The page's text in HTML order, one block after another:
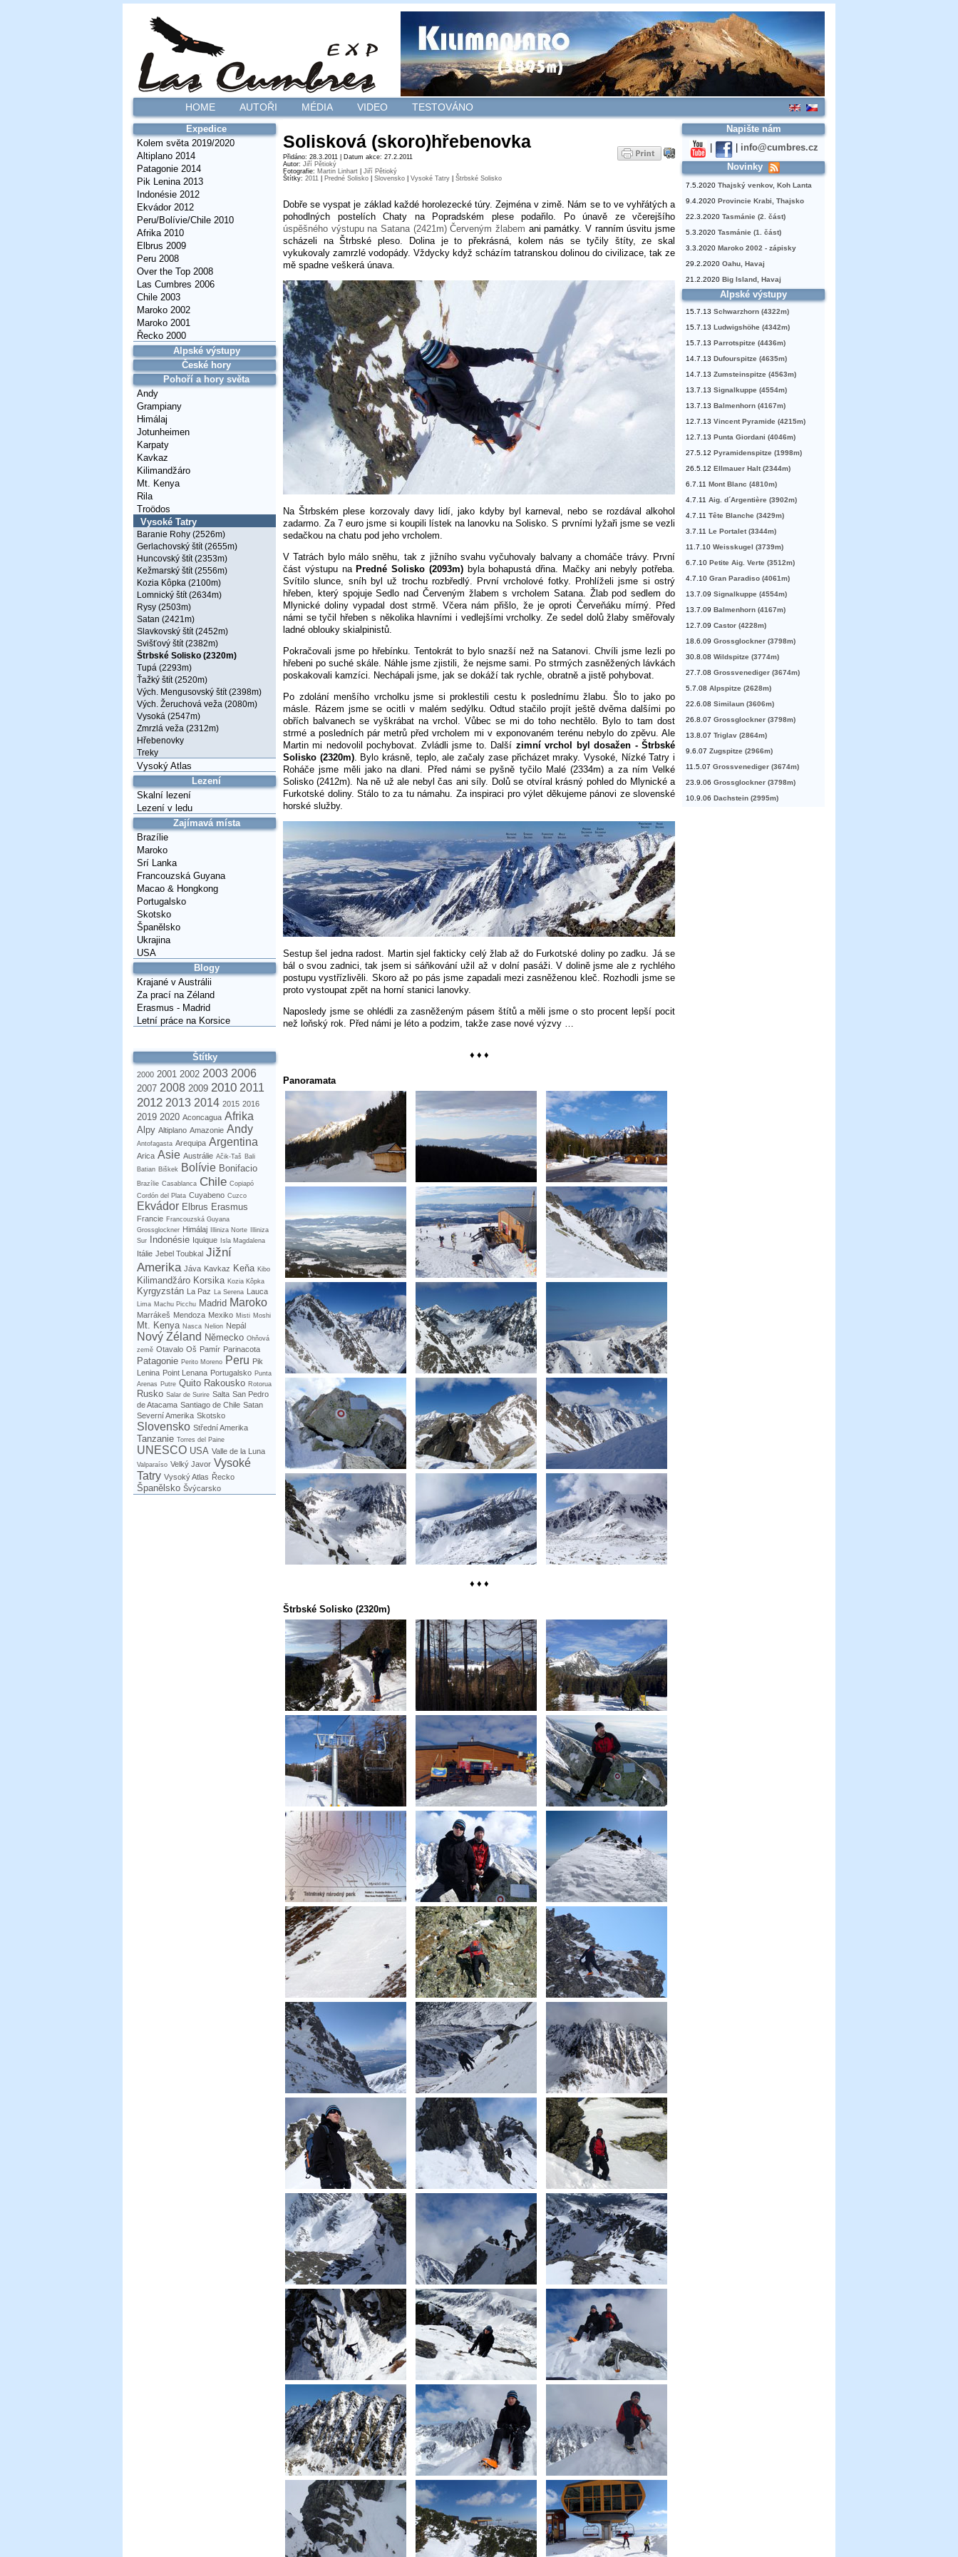
HOME AUTOŘI MÉDIA VIDEO TESTOVÁNO
Expedice
Kolem světa 2019/2020
Altiplano 2014
Patagonie 2014
Pik Lenina 2013
Indonésie 2012
Ekvádor 2012
Peru/Bolívie/Chile 2010
Afrika 2010
Elbrus 2009
Peru 2008
Over the Top 2008
Las Cumbres 2006
Chile 2003
Maroko 2002
Maroko 2001
Řecko 2000
Alpské výstupy
České hory
Pohoří a hory světa
Andy
Grampiany
Himálaj
Jotunheimen
Karpaty
Kavkaz
Kilimandžáro
Mt. Kenya
Rila
Troödos
Vysoké Tatry
Baranie Rohy (2526m)
Gerlachovský štít (2655m)
Huncovský štít (2353m)
Kežmarský štít (2556m)
Kozia Kôpka (2100m)
Lomnický štít (2634m)
Rysy (2503m)
Satan (2421m)
Slavkovský štít (2452m)
Svišťový štít (2382m)
Štrbské Solisko (2320m)
Tupá (2293m)
Ťažký štít (2520m)
Vých. Mengusovský štít (2398m)
Vých. Žeruchová veža (2080m)
Vysoká (2547m)
Zmrzlá veža (2312m)
Hřebenovky
Treky
Vysoký Atlas
Lezení
Skalní lezení
Lezení v ledu
Zajímavá místa
Brazílie
Maroko
Srí Lanka
Francouzská Guyana
Macao & Hongkong
Portugalsko
Skotsko
Španělsko
Ukrajina
USA
Blogy
Krajané v Austrálii
Za prací na Zéland
Erasmus - Madrid
Letní práce na Korsice
Štítky
2000 2001 2002 2003 2006
2007 2008 2009 2010 2011
2012 2013 2014 2015 2016
2019 2020 Aconcagua Afrika
Alpy Altiplano Amazonie Andy
Antofagasta Arequipa Argentina
Arica Asie Austrálie Ačik-Taš Bali
Batian Biškek Bolívie Bonifacio
Brazílie Casablanca Chile Copiapó
Cordón del Plata Cuyabeno Cuzco
Ekvádor Elbrus Erasmus
Francie Francouzská Guyana
Grossglockner Himálaj Illiniza Norte
Illiniza
Sur
Indonésie Iquique Isla Magdalena
Itálie Jebel Toubkal Jižní
Amerika Jáva Kavkaz Keňa Kibo
Kilimandžáro Korsika Kozia Kôpka
Kyrgyzstán La Paz La Serena Lauca
Lima Machu Picchu Madrid Maroko
Marrákeš Mendoza Mexiko Misti Moshi
Mt. Kenya Nasca Nelion Nepál
Nový Zéland Německo Ohňová
země Otavalo Oš Pamír Parinacota
Patagonie Perito Moreno Peru Pik
Lenina Point Lenana Portugalsko Punta
Arenas Putre Quito Rakousko Rotorua
Rusko Salar de Surire Salta San Pedro
de Atacama Santiago de Chile Satan
Severní Amerika Skotsko
Slovensko Střední Amerika
Tanzanie Torres del Paine
UNESCO USA Valle de la Luna
Valparaíso Velký Javor Vysoké
Tatry Vysoký Atlas Řecko
Španělsko Švýcarsko
Solisková (skoro)hřebenovka
Přidáno: 28.3.2011 | Datum akce: 27.2.2011
Autor: Jiří Pětioký
Fotografie: Martin Linhart
Jiří Pětioký
Štítky: 2011 Predné Solisko Slovensko Vysoké Tatry Štrbské Solisko
Dobře se vyspat je základ každé horolezecké túry. Zejména v zimě. Nám se to ve vyhřátých a
pohodlných postelích Chaty na Popradském plese podařilo. Po únavě ze včerejšího
úspěšného výstupu na Satana (2421m) Červeným žlabem ani památky. V ranním úsvitu jsme
scházeli na Štrbské pleso. Dolina je to překrásná, kolem nás se tyčily štíty, ze skal
vykukovaly zamrzlé vodopády. Vždycky když scházím tatranskou dolinou do civilizace, tak ze
mě spadne veškerá únava.
Na Štrbském plese korzovaly davy lidí, jako kdyby byl karneval, nebo se rozdával alkohol
zadarmo. Za 7 euro jsme si koupili lístek na lanovku na Solisko. S prvními lyžaři jsme se vezli
sedačkou na chatu pod jeho vrcholem.
V Tatrách bylo málo sněhu, tak z jižního svahu vyčuhovaly balvany a chomáče trávy. První
část výstupu na Predné Solisko (2093m)byla bohapustá dřina. Mačky ani nebyly potřeba.
Svítilo slunce, sníh byl už trochu rozbředlý. První vrcholové fotky. Prohlíželi jsme si ostrý
hřeben, který spojuje Sedlo nad Červeným žlabem s vrcholem Satana. Žlab pod sedlem do
Mlynické doliny vypadal dost strmě. Včera nám přišlo, že je oproti Červeňáku mírný. Před
námi se tyčil hřeben s několika hlavními i vedlejšími vrcholky. Ze sedel dolů žlaby směřovaly
ladné oblouky skialpinistů.
Pokračovali jsme po hřebínku. Tentokrát to bylo snazší než na Satanovi. Chvíli jsme lezli po
hřebeni po suché skále. Náhle jsme zjistili, že nejsme sami. Po strmých zasněžených lávkách
poskakovali kamzíci. Nechápali jsme, jak se dokáží tak rychle, obratně a jistě pohybovat.
Po zdolání menšího vrcholku jsme si proklestili cestu k poslednímu žlabu. Šlo to jako po
másle. Rázem jsme se ocitli v malém sedýlku. Odtud stačilo projít ještě dvěma dalšími po
obřích balvanech se vyškrábat na vrchol. Vůbec se mi do toho nechtělo. Bylo to tam dost
strmé a posledních pár metrů před vrcholem mi v exponovaném terénu nebylo do zpěvu. Ale
Martin mi nedovolil pochybovat. Zvládli jsme to. Další zimní vrchol byl dosažen - Štrbské
Solisko (2320m). Bylo krásně, teplo, ale začaly zase přicházet mraky. Vysoké, Nízké Tatry i
Roháče jsme měli jako na dlani. Před námi se pyšně tyčilo Malé (2334m) a za ním Velké
Solisko (2412m). Na ně už ale nebyl čas ani síly. Dolů se otvíral krásný pohled do Mlynické a
Furkotské doliny. Stálo to za tu námahu. Za inspiraci pro výlet děkujeme pánovi ze slovenské
horské služby.
Sestup šel jedna radost. Martin sjel fakticky celý žlab až do Furkotské doliny po zadku. Já se
bál o svou zadnici, tak jsem si sáňkování užil až v dolní pasáži. V dolině jsme ale z rychlého
postupu vystřízlivěli. Skoro až po pás jsme zapadali mezi zasněženou kleč. Rozhodli jsme se
proto vystoupat zpět na horní stanici lanovky.
Naposledy jsme se ohlédli za zasněženým pásem štítů a měli jsme o sto procent lepší pocit
než loňský rok. Před námi je léto a podzim, takže zase nové výzvy …
♦ ♦ ♦
Panoramata
♦ ♦ ♦
Štrbské Solisko (2320m)
Napište nám
info@cumbres.cz
Novinky
7.5.2020 Thajský venkov, Koh Lanta
9.4.2020 Provincie Krabi, Thajsko
22.3.2020 Tasmánie (2. část)
5.3.2020 Tasmánie (1. část)
3.3.2020 Maroko 2002 - zápisky
29.2.2020 Oahu, Havaj
21.2.2020 Big Island, Havaj
Alpské výstupy
15.7.13 Schwarzhorn (4322m)
15.7.13 Ludwigshöhe (4342m)
15.7.13 Parrotspitze (4436m)
14.7.13 Dufourspitze (4635m)
14.7.13 Zumsteinspitze (4563m)
13.7.13 Signalkuppe (4554m)
13.7.13 Balmenhorn (4167m)
12.7.13 Vincent Pyramide (4215m)
12.7.13 Punta Giordani (4046m)
27.5.12 Pyramidenspitze (1998m)
26.5.12 Ellmauer Halt (2344m)
6.7.11 Mont Blanc (4810m)
4.7.11 Aig. d´Argentière (3902m)
4.7.11 Tête Blanche (3429m)
3.7.11 Le Portalet (3344m)
11.7.10 Weisskugel (3739m)
6.7.10 Petite Aig. Verte (3512m)
4.7.10 Gran Paradiso (4061m)
13.7.09 Signalkuppe (4554m)
13.7.09 Balmenhorn (4167m)
12.7.09 Castor (4228m)
18.6.09 Grossglockner (3798m)
30.8.08 Wildspitze (3774m)
27.7.08 Grossvenediger (3674m)
5.7.08 Alpspitze (2628m)
22.6.08 Similaun (3606m)
26.8.07 Grossglockner (3798m)
13.8.07 Triglav (2864m)
9.6.07 Zugspitze (2966m)
11.5.07 Grossvenediger (3674m)
23.9.06 Grossglockner (3798m)
10.9.06 Dachstein (2995m)